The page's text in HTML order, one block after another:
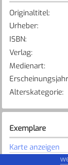
Originaltitel:
Urheber:
ISBN:
Verlag:
Medienart:
Erscheinungsjahr
Alterskategorie:
Exemplare
Karte anzeigen